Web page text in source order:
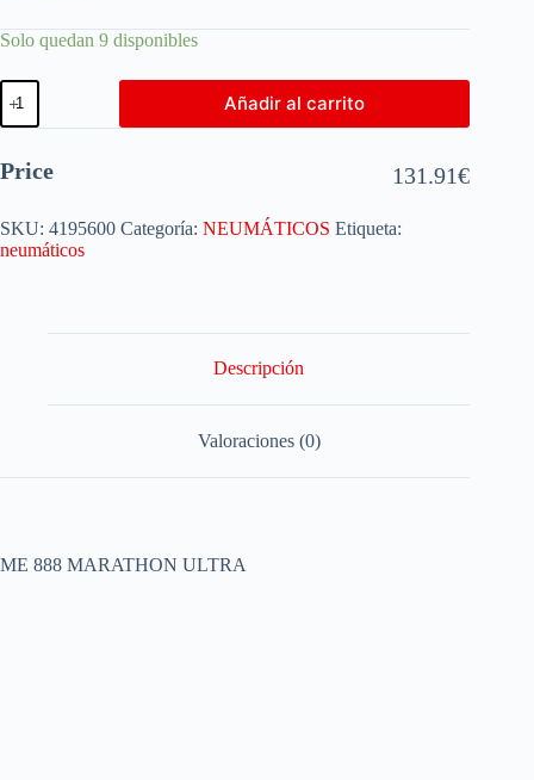
Solo quedan 9 disponibles
Añadir al carrito
Price 131.91€
SKU: 4195600 Categoría: NEUMÁTICOS Etiqueta:
neumáticos
Descripción
Valoraciones (0)
ME 888 MARATHON ULTRA